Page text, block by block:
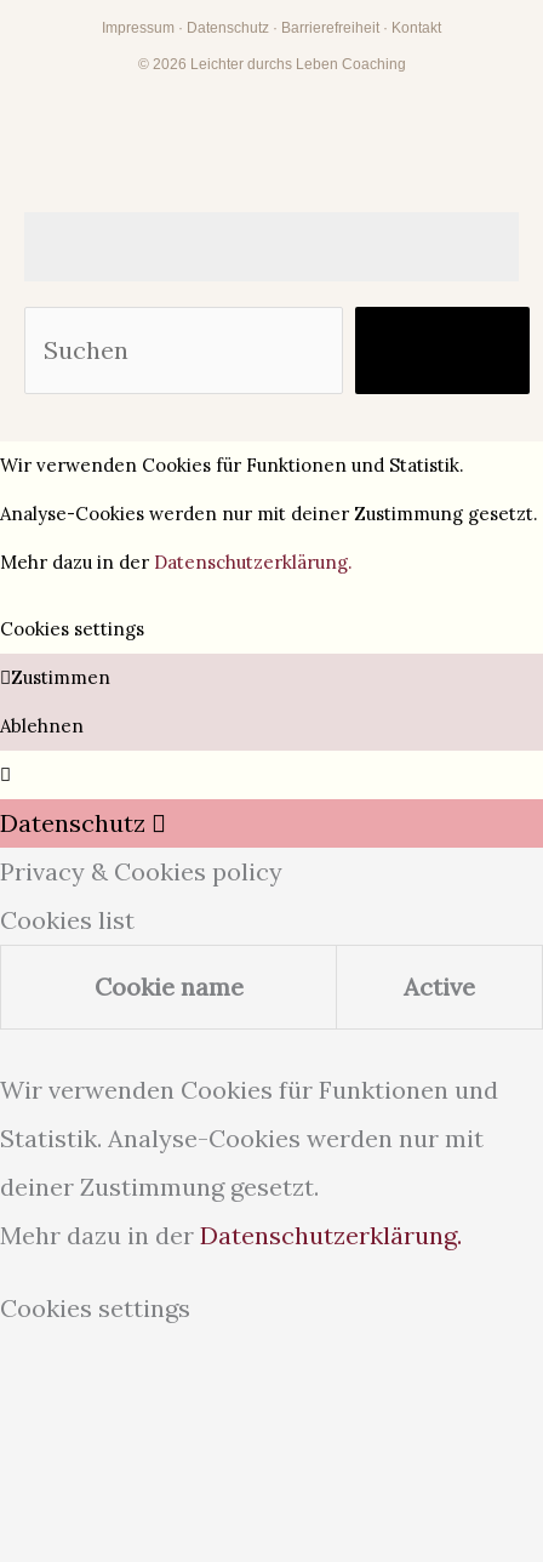
Impressum · Datenschutz · Barrierefreiheit · Kontakt
© 2026 Leichter durchs Leben Coaching
Wir verwenden Cookies für Funktionen und Statistik.
Analyse-Cookies werden nur mit deiner Zustimmung gesetzt.
Mehr dazu in der Datenschutzerklärung.
Cookies settings
Zustimmen
Ablehnen
Datenschutz
Privacy & Cookies policy
Cookies list
Cookie name Active
Wir verwenden Cookies für Funktionen und
Statistik. Analyse-Cookies werden nur mit
deiner Zustimmung gesetzt.
Mehr dazu in der Datenschutzerklärung.
Cookies settings